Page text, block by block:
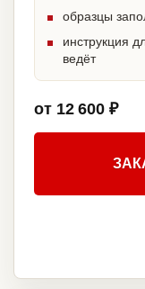
образцы
инструкция
ведёт
от 12 600 ₽